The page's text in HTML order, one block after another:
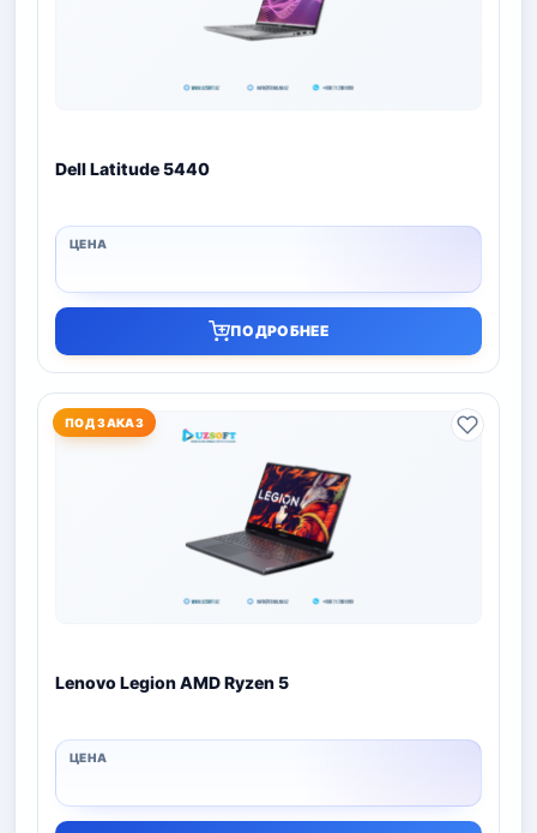
Dell Latitude 5440
ПОДРОБНЕЕ
ПОД ЗАКАЗ
Lenovo Legion AMD Ryzen 5